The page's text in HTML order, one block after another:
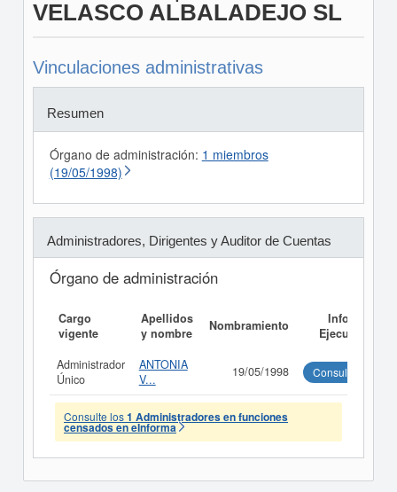
VELASCO ALBALADEJO SL
Vinculaciones administrativas
Resumen
Órgano de administración: 1 miembros
(19/05/1998)
Administradores, Dirigentes y Auditor de Cuentas
Órgano de administración
Cargo
vigente
Apellidos
y nombre
Nombramiento
Informe
Ejecutivo
Administrador
Único
ANTONIA
V...
19/05/1998 Consultar
Consulte los1 Administradores en funciones
censados en eInforma